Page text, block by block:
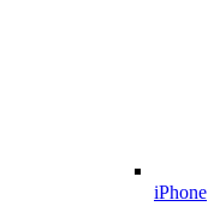
iPhone